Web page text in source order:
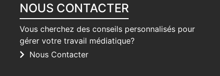
NOUS CONTACTER
Vous cherchez des conseils personnalisés pour
gérer votre travail médiatique?
Nous Contacter